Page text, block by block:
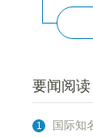
要闻阅读
1
国际知